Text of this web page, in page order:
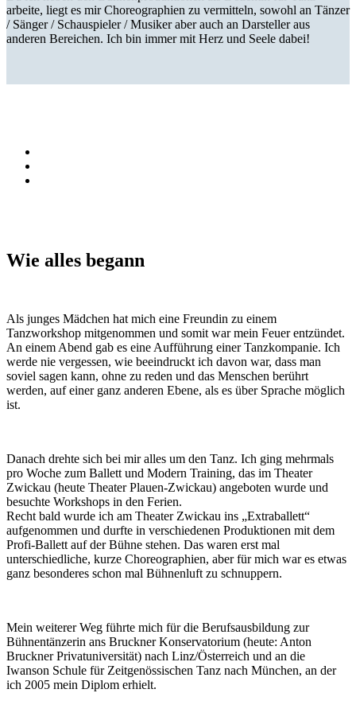
arbeite, liegt es mir Choreographien zu vermitteln, sowohl an Tänzer
/ Sänger / Schauspieler / Musiker aber auch an Darsteller aus
anderen Bereichen. Ich bin immer mit Herz und Seele dabei!
Wie alles begann
Als junges Mädchen hat mich eine Freundin zu einem
Tanzworkshop mitgenommen und somit war mein Feuer entzündet.
An einem Abend gab es eine Aufführung einer Tanzkompanie. Ich
werde nie vergessen, wie beeindruckt ich davon war, dass man
soviel sagen kann, ohne zu reden und das Menschen berührt
werden, auf einer ganz anderen Ebene, als es über Sprache möglich
ist.
Danach drehte sich bei mir alles um den Tanz. Ich ging mehrmals
pro Woche zum Ballett und Modern Training, das im Theater
Zwickau (heute Theater Plauen-Zwickau) angeboten wurde und
besuchte Workshops in den Ferien.
Recht bald wurde ich am Theater Zwickau ins „Extraballett“
aufgenommen und durfte in verschiedenen Produktionen mit dem
Profi-Ballett auf der Bühne stehen. Das waren erst mal
unterschiedliche, kurze Choreographien, aber für mich war es etwas
ganz besonderes schon mal Bühnenluft zu schnuppern.
Mein weiterer Weg führte mich für die Berufsausbildung zur
Bühnentänzerin ans Bruckner Konservatorium (heute: Anton
Bruckner Privatuniversität) nach Linz/Österreich und an die
Iwanson Schule für Zeitgenössischen Tanz nach München, an der
ich 2005 mein Diplom erhielt.